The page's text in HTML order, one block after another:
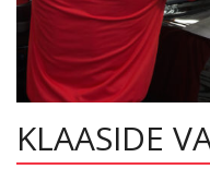
KLAASIDE